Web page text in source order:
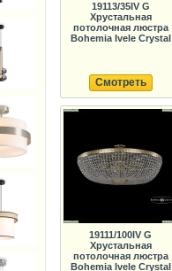
19113/35IV G
Хрустальная
потолочная люстра
Bohemia Ivele Crystal
Смотреть
19111/100IV G
Хрустальная
потолочная люстра
Bohemia Ivele Crystal